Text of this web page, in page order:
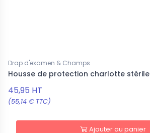
Drap d'examen & Champs
Housse de protection charlotte stérile
45,95 HT
(55,14 € TTC)
Ajouter au panier